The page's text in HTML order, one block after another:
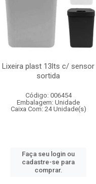
Lixeira plast 13lts c/ sensor
sortida
Código: 006454
Embalagem: Unidade
Caixa Com: 24 Unidade(s)
Faça seu login ou
cadastre-se para
comprar.